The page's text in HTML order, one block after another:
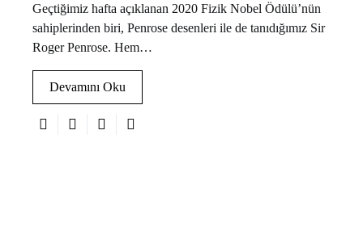
Geçtiğimiz hafta açıklanan 2020 Fizik Nobel Ödülü’nün
sahiplerinden biri, Penrose desenleri ile de tanıdığımız Sir
Roger Penrose. Hem…
Devamını Oku